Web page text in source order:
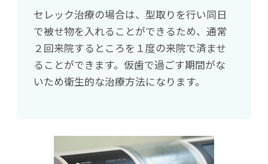
セレック治療の場合は、型取りを行い同日
で被せ物を入れることができるため、通常
２回来院するところを１度の来院で済ませ
ることができます。仮歯で過ごす期間がな
いため衛生的な治療方法になります。